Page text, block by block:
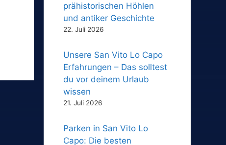
prähistorischen Höhlen
und antiker Geschichte
22. Juli 2026
Unsere San Vito Lo Capo
Erfahrungen – Das solltest
du vor deinem Urlaub
wissen
21. Juli 2026
Parken in San Vito Lo
Capo: Die besten